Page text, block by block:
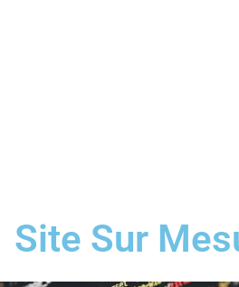
Site Sur